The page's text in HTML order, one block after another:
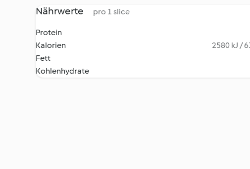
Nährwerte pro 1 slice
Protein
Kalorien
2580 kJ /
Fett
Kohlenhydrate